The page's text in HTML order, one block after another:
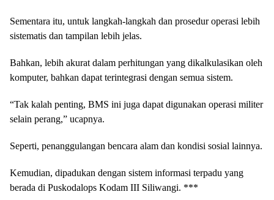
Sementara itu, untuk langkah-langkah dan prosedur operasi lebih
sistematis dan tampilan lebih jelas.
Bahkan, lebih akurat dalam perhitungan yang dikalkulasikan oleh
komputer, bahkan dapat terintegrasi dengan semua sistem.
“Tak kalah penting, BMS ini juga dapat digunakan operasi militer
selain perang,” ucapnya.
Seperti, penanggulangan bencara alam dan kondisi sosial lainnya.
Kemudian, dipadukan dengan sistem informasi terpadu yang
berada di Puskodalops Kodam III Siliwangi. ***